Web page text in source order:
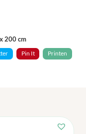
200 cm
Pin It Printen